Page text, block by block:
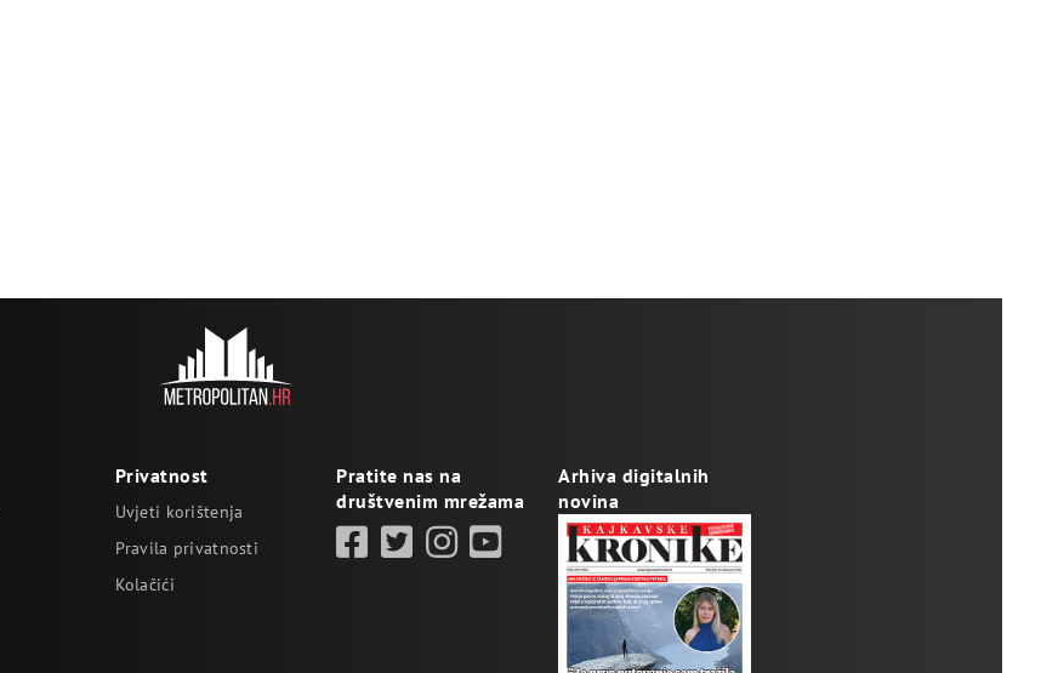
Privatnost
Uvjeti korištenja
Pravila privatnosti
Kolačići
Pratite nas na
društvenim mrežama
Arhiva digitalnih
novina